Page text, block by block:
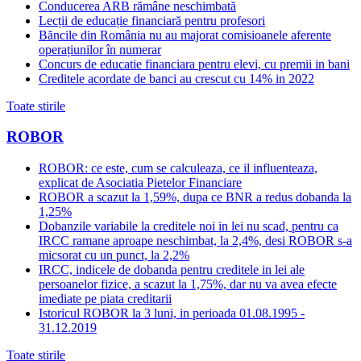
Conducerea ARB rămâne neschimbată
Lecții de educație financiară pentru profesori
Băncile din România nu au majorat comisioanele aferente
operațiunilor în numerar
Concurs de educatie financiara pentru elevi, cu premii in bani
Creditele acordate de banci au crescut cu 14% in 2022
Toate stirile
ROBOR
ROBOR: ce este, cum se calculeaza, ce il influenteaza,
explicat de Asociatia Pietelor Financiare
ROBOR a scazut la 1,59%, dupa ce BNR a redus dobanda la
1,25%
Dobanzile variabile la creditele noi in lei nu scad, pentru ca
IRCC ramane aproape neschimbat, la 2,4%, desi ROBOR s-a
micsorat cu un punct, la 2,2%
IRCC, indicele de dobanda pentru creditele in lei ale
persoanelor fizice, a scazut la 1,75%, dar nu va avea efecte
imediate pe piata creditarii
Istoricul ROBOR la 3 luni, in perioada 01.08.1995 -
31.12.2019
Toate stirile